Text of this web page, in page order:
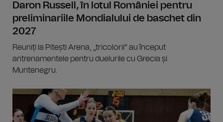
Daron Russell, în lotul României pentru
preliminariile Mondialului de baschet din
2027
Reuniți la Pitești Arena, „tricolorii” au început
antrenamentele pentru duelurile cu Grecia și
Muntenegru.